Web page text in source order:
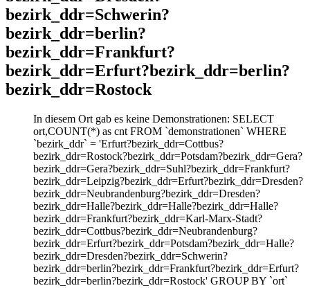
bezirk_ddr=Schwerin?
bezirk_ddr=berlin?
bezirk_ddr=Frankfurt?
bezirk_ddr=Erfurt?bezirk_ddr=berlin?
bezirk_ddr=Rostock
In diesem Ort gab es keine Demonstrationen: SELECT
ort,COUNT(*) as cnt FROM `demonstrationen` WHERE
`bezirk_ddr` = 'Erfurt?bezirk_ddr=Cottbus?
bezirk_ddr=Rostock?bezirk_ddr=Potsdam?bezirk_ddr=Gera?
bezirk_ddr=Gera?bezirk_ddr=Suhl?bezirk_ddr=Frankfurt?
bezirk_ddr=Leipzig?bezirk_ddr=Erfurt?bezirk_ddr=Dresden?
bezirk_ddr=Neubrandenburg?bezirk_ddr=Dresden?
bezirk_ddr=Halle?bezirk_ddr=Halle?bezirk_ddr=Halle?
bezirk_ddr=Frankfurt?bezirk_ddr=Karl-Marx-Stadt?
bezirk_ddr=Cottbus?bezirk_ddr=Neubrandenburg?
bezirk_ddr=Erfurt?bezirk_ddr=Potsdam?bezirk_ddr=Halle?
bezirk_ddr=Dresden?bezirk_ddr=Schwerin?
bezirk_ddr=berlin?bezirk_ddr=Frankfurt?bezirk_ddr=Erfurt?
bezirk_ddr=berlin?bezirk_ddr=Rostock' GROUP BY `ort`